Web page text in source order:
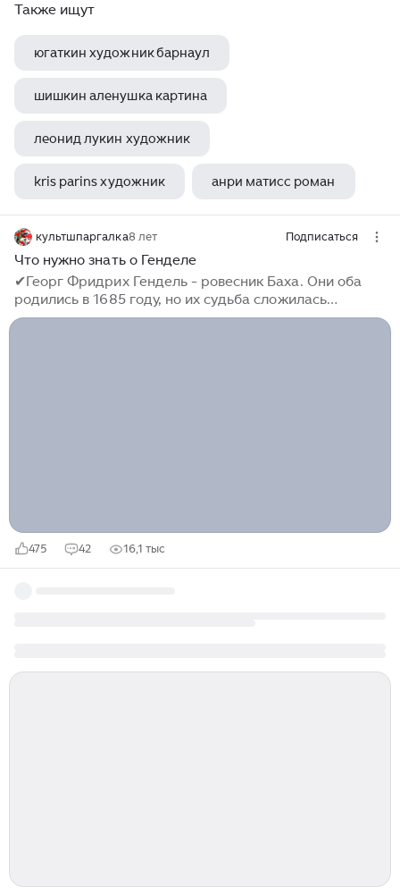
Также ищут
югаткин художник барнаул
шишкин аленушка картина
леонид лукин художник
kris parins художник анри матисс роман
культшпаргалка8 лет Подписаться
Что нужно знать о Генделе
✔Георг Фридрих Гендель - ровесник Баха. Они оба
родились в 1685 году, но их судьба сложилась
кардинально противоположным образом. Гендель
475 42 16,1 тыс